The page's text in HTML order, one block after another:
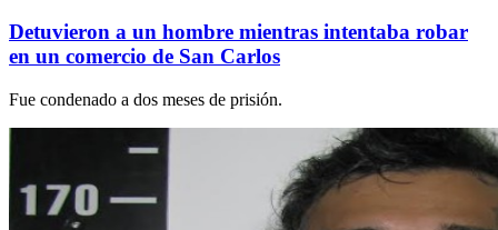
Detuvieron a un hombre mientras intentaba robar
en un comercio de San Carlos
Fue condenado a dos meses de prisión.